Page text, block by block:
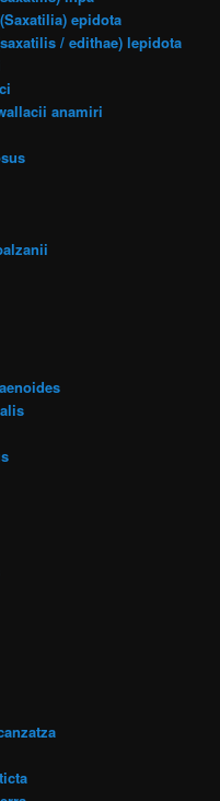
epidota
/ edithae) lepidota
anamiri